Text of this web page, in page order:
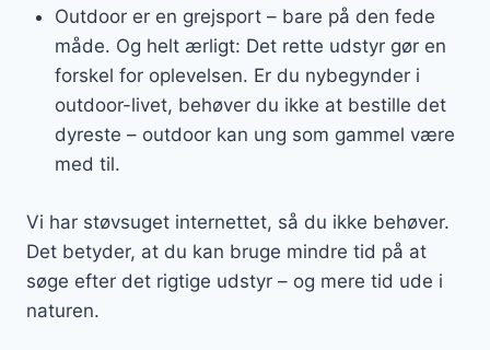
Outdoor er en grejsport – bare på den fede
måde. Og helt ærligt: Det rette udstyr gør en
forskel for oplevelsen. Er du nybegynder i
outdoor-livet, behøver du ikke at bestille det
dyreste – outdoor kan ung som gammel være
med til.
Vi har støvsuget internettet, så du ikke behøver.
Det betyder, at du kan bruge mindre tid på at
søge efter det rigtige udstyr – og mere tid ude i
naturen.